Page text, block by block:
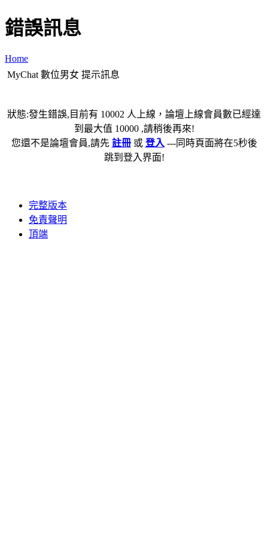
錯誤訊息
Home
MyChat 數位男女 提示訊息
狀態:發生錯誤,目前有 10002 人上線，論壇上線會員數已經達
到最大值 10000 ,請稍後再來!
您還不是論壇會員,請先 註冊或 登入 ---同時頁面將在5秒後
跳到登入界面!
完整版本
免責聲明
頂端